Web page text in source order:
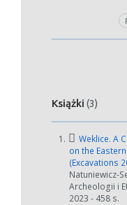
Książki (3)
1.
Weklice. A
on the
(Excavations
Natuniewicz-
Archeologii i
2023 - 458 s.